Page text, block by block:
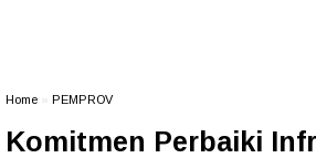
Home PEMPROV
Komitmen Perbaiki